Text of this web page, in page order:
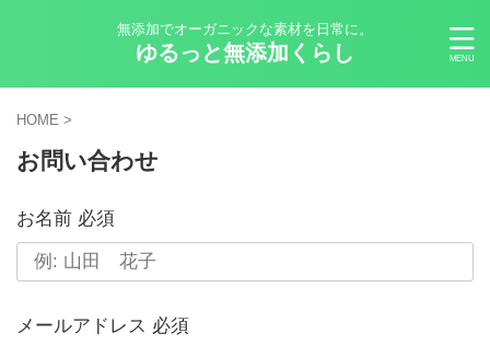
無添加でオーガニックな素材を日常に。
ゆるっと無添加くらし
HOME >
お問い合わせ
お名前 必須
メールアドレス 必須